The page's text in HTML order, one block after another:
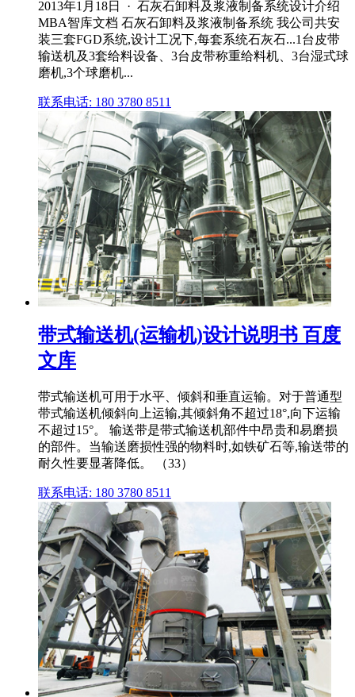
2013年1月18日 · 石灰石卸料及浆液制备系统设计介绍
MBA智库文档 石灰石卸料及浆液制备系统 我公司共安
装三套FGD系统,设计工况下,每套系统石灰石...1台皮带
输送机及3套给料设备、3台皮带称重给料机、3台湿式球
磨机,3个球磨机...
联系电话: 180 3780 8511
带式输送机(运输机)设计说明书 百度
文库
带式输送机可用于水平、倾斜和垂直运输。对于普通型
带式输送机倾斜向上运输,其倾斜角不超过18°,向下运输
不超过15°。 输送带是带式输送机部件中昂贵和易磨损
的部件。当输送磨损性强的物料时,如铁矿石等,输送带的
耐久性要显著降低。 （33）
联系电话: 180 3780 8511